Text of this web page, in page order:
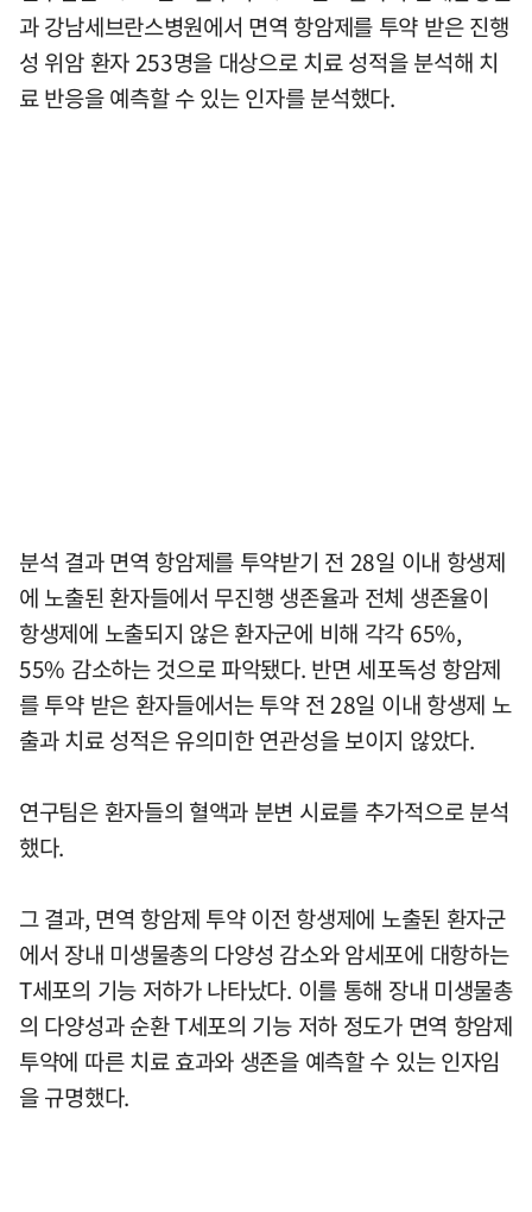
과 강남세브란스병원에서 면역 항암제를 투약 받은 진행
성 위암 환자 253명을 대상으로 치료 성적을 분석해 치
료 반응을 예측할 수 있는 인자를 분석했다.
분석 결과 면역 항암제를 투약받기 전 28일 이내 항생제
에 노출된 환자들에서 무진행 생존율과 전체 생존율이
항생제에 노출되지 않은 환자군에 비해 각각 65%,
55% 감소하는 것으로 파악됐다. 반면 세포독성 항암제
를 투약 받은 환자들에서는 투약 전 28일 이내 항생제 노
출과 치료 성적은 유의미한 연관성을 보이지 않았다.
연구팀은 환자들의 혈액과 분변 시료를 추가적으로 분석
했다.
그 결과, 면역 항암제 투약 이전 항생제에 노출된 환자군
에서 장내 미생물총의 다양성 감소와 암세포에 대항하는
T세포의 기능 저하가 나타났다. 이를 통해 장내 미생물총
의 다양성과 순환 T세포의 기능 저하 정도가 면역 항암제
투약에 따른 치료 효과와 생존을 예측할 수 있는 인자임
을 규명했다.